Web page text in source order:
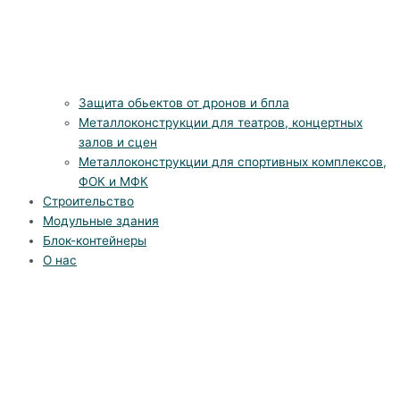
Защита обьектов от дронов и бпла
Металлоконструкции для театров, концертных
залов и сцен
Металлоконструкции для спортивных комплексов,
ФОК и МФК
Строительство
Модульные здания
Блок-контейнеры
О нас